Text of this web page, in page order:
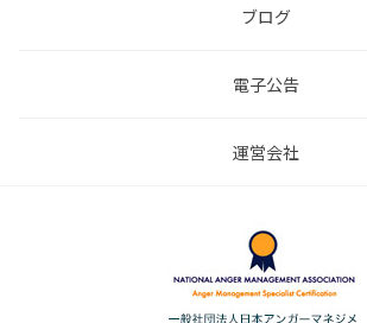
ブログ
電子公告
運営会社